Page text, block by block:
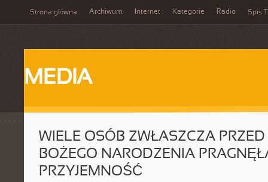
Strona główna Archiwum Internet Kategorie Radio Spis
MEDIA
WIELE OSÓB ZWŁASZCZA
BOŻEGO NARODZENIA
PRZYJEMNOŚĆ